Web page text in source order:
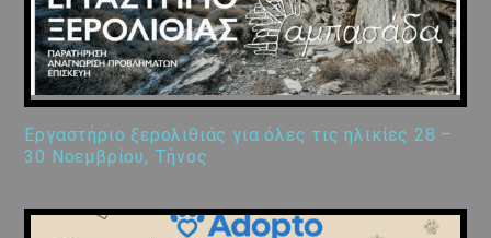
Εργαστήριο ξερολιθιάς για όλες τις ηλικίες 28 –
30 Νοεμβρίου, Τήνος